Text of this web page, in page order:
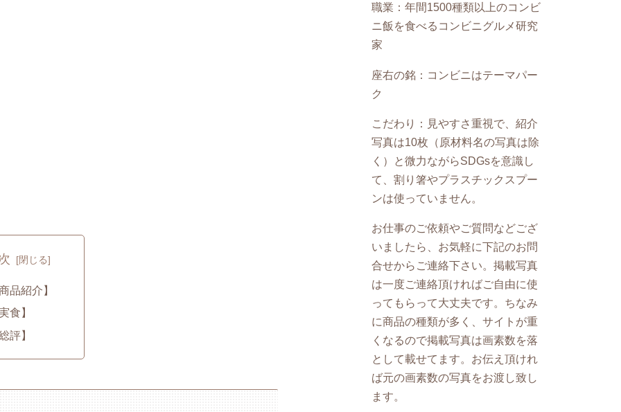
品紹介】
食】
評】
職業：年間1500種類以上のコンビ
ニ飯を食べるコンビニグルメ研究
家
座右の銘：コンビニはテーマパー
ク
こだわり：見やすさ重視で、紹介
写真は10枚（原材料名の写真は除
く）と微力ながらSDGsを意識し
て、割り箸やプラスチックスプー
ンは使っていません。
お仕事のご依頼やご質問などござ
いましたら、お気軽に下記のお問
合せからご連絡下さい。掲載写真
は一度ご連絡頂ければご自由に使
ってもらって大丈夫です。ちなみ
に商品の種類が多く、サイトが重
くなるので掲載写真は画素数を落
として載せてます。お伝え頂けれ
ば元の画素数の写真をお渡し致し
ます。